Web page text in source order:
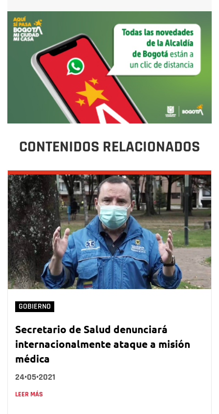
CONTENIDOS RELACIONADOS
GOBIERNO
Secretario de Salud denunciará
internacionalmente ataque a misión
médica
24•05•2021
LEER MÁS